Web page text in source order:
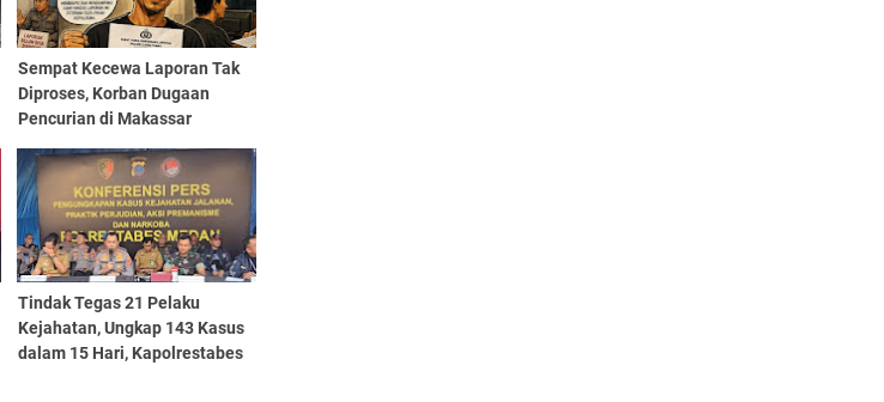
Sempat Kecewa Laporan Tak
Diproses, Korban Dugaan
Pencurian di Makassar
Akhirnya Dapat Kepastian dari
Polisi
Tindak Tegas 21 Pelaku
Kejahatan, Ungkap 143 Kasus
dalam 15 Hari, Kapolrestabes